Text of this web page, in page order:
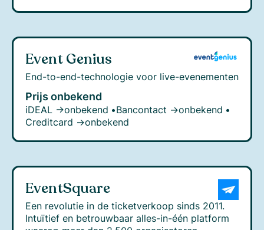
Event Genius
End-to-end-technologie voor live-evenementen
Prijs onbekend
iDEAL →onbekend •Bancontact →onbekend •
Creditcard →onbekend
EventSquare
Een revolutie in de ticketverkoop sinds 2011.
Intuïtief en betrouwbaar alles-in-één platform